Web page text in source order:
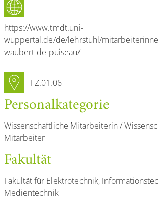
Internetseite
https://www.tmdt.uni-
wuppertal.de/de/lehrstuhl/
waubert-de-puiseau/
Raumnummer
FZ.01.06
Personal­kategorie
Wissenschaftliche Mitarbeiterin /
Mitarbeiter
Fakultät
Fakultät für Elektrotechnik,
Medientechnik